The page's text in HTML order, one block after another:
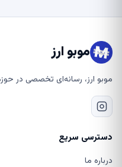
موبو ارز
موبو ارز، رسانه‌ای تخصصی در
دسترسی سریع
درباره ما